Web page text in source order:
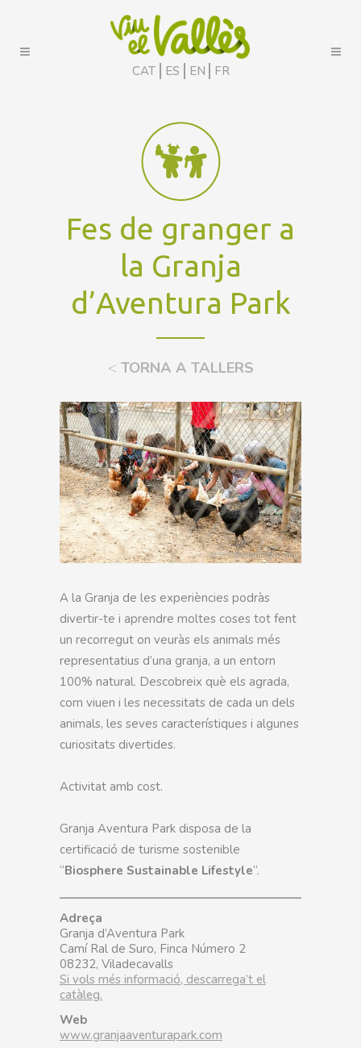
CAT ES EN FR
Fes de granger a
la Granja
d’Aventura Park
< TORNA A TALLERS
A la Granja de les experiències podràs
divertir-te i aprendre moltes coses tot fent
un recorregut on veuràs els animals més
representatius d’una granja, a un entorn
100% natural. Descobreix què els agrada,
com viuen i les necessitats de cada un dels
animals, les seves característiques i algunes
curiositats divertides.
Activitat amb cost.
Granja Aventura Park disposa de la
certificació de turisme sostenible
“Biosphere Sustainable Lifestyle“.
Adreça
Granja d’Aventura Park
Camí Ral de Suro, Finca Número 2
08232, Viladecavalls
Si vols més informació, descarrega’t el
catàleg.
Web
www.granjaaventurapark.com